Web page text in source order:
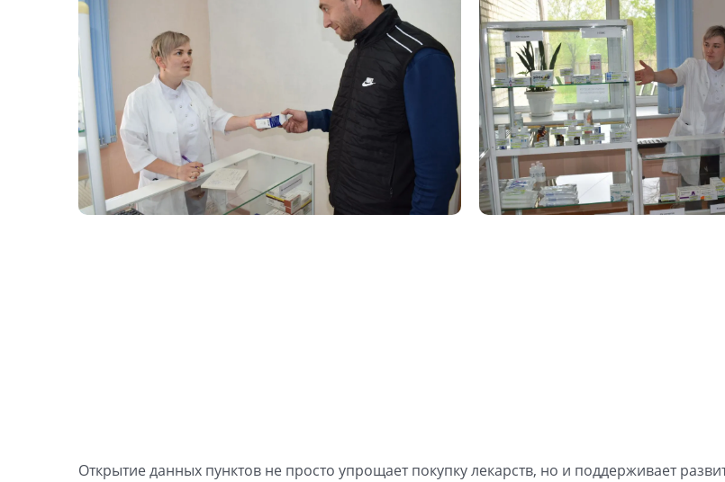
Открытие данных пунктов не просто упрощает покупку лекарств, но и поддерживает